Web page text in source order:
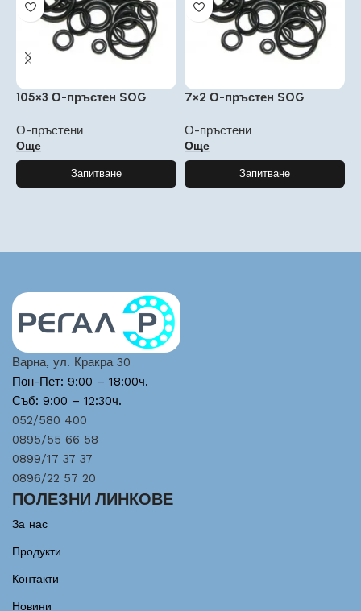
105×3 О-пръстен SOG
О-пръстени
Още
Запитване
7×2 О-пръстен SOG
О-пръстени
Още
Запитване
Варна, ул. Кракра 30
Пон-Пет: 9:00 – 18:00ч.
Съб: 9:00 – 12:30ч.
052/580 400
0895/55 66 58
0899/17 37 37
0896/22 57 20
ПОЛЕЗНИ ЛИНКОВЕ
За нас
Продукти
Контакти
Новини